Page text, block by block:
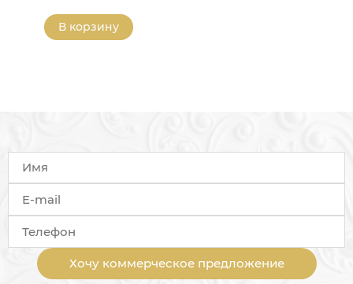
В корзину
Хочу коммерческое предложение